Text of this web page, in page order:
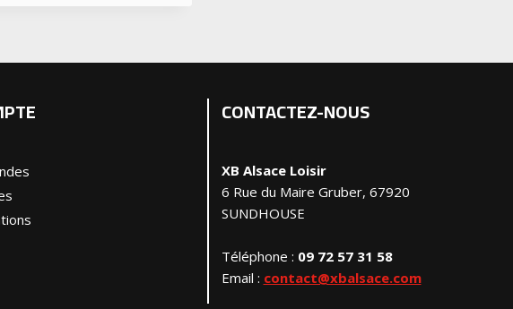
CONTACTEZ-NOUS
XB Alsace Loisir
6 Rue du Maire Gruber, 67920
SUNDHOUSE
Téléphone : 09 72 57 31 58
Email : contact@xbalsace.com